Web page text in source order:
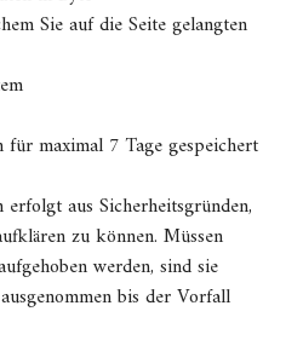
Sie auf die Seite gelangten
maximal 7 Tage gespeichert
aus Sicherheitsgründen,
zu können. Müssen
werden, sind sie
bis der Vorfall